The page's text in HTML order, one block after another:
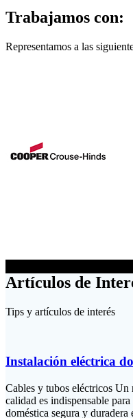
Trabajamos con:
Representamos a las
Artículos de
Tips y artículos de interés
Instalación eléctrica
Cables y tubos eléctricos Un
calidad es indispensable
doméstica segura y